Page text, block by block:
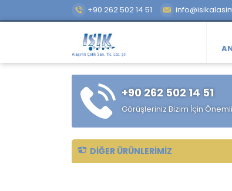
+90 262 502 14 51
+90 262 502 14 51
Görüşleriniz Bizim İçin
DIĞER ÜRÜNLERIMIZ